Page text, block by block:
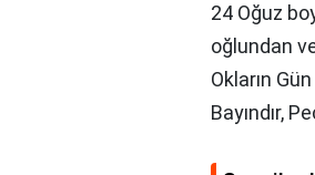
24 Oğuz
oğlundan
Okların
Bayındır,